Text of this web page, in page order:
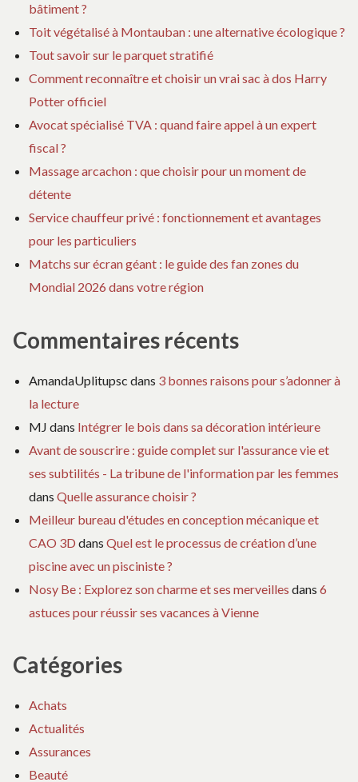
bâtiment ?
Toit végétalisé à Montauban : une alternative écologique ?
Tout savoir sur le parquet stratifié
Comment reconnaître et choisir un vrai sac à dos Harry
Potter officiel
Avocat spécialisé TVA : quand faire appel à un expert
fiscal ?
Massage arcachon : que choisir pour un moment de
détente
Service chauffeur privé : fonctionnement et avantages
pour les particuliers
Matchs sur écran géant : le guide des fan zones du
Mondial 2026 dans votre région
Commentaires récents
AmandaUplitupsc dans 3 bonnes raisons pour s’adonner à
la lecture
MJ dans Intégrer le bois dans sa décoration intérieure
Avant de souscrire : guide complet sur l'assurance vie et
ses subtilités - La tribune de l'information par les femmes
dans Quelle assurance choisir ?
Meilleur bureau d'études en conception mécanique et
CAO 3D dans Quel est le processus de création d’une
piscine avec un pisciniste ?
Nosy Be : Explorez son charme et ses merveilles dans 6
astuces pour réussir ses vacances à Vienne
Catégories
Achats
Actualités
Assurances
Beauté